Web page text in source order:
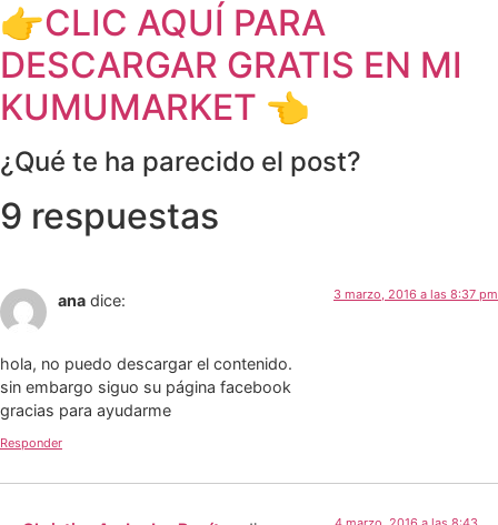
👉CLIC AQUÍ PARA
DESCARGAR GRATIS EN MI
KUMUMARKET 👈
¿Qué te ha parecido el post?
9 respuestas
ana dice: 3 marzo, 2016 a las 8:37 pm
hola, no puedo descargar el contenido.
sin embargo siguo su página facebook
gracias para ayudarme
Responder